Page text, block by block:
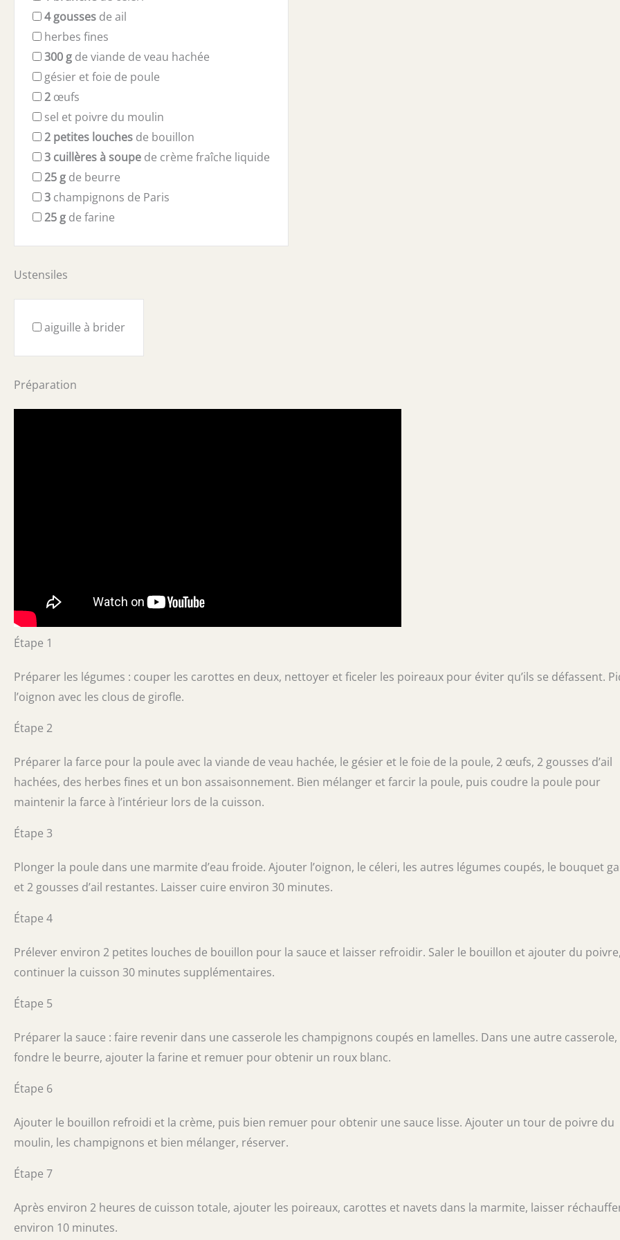
4 gousses de ail
herbes fines
300 g de viande de veau hachée
gésier et foie de poule
2 œufs
sel et poivre du moulin
2 petites louches de bouillon
3 cuillères à soupe de crème fraîche liquide
25 g de beurre
3 champignons de Paris
25 g de farine
Ustensiles
aiguille à brider
Préparation
Étape 1
Préparer les légumes : couper les carottes en deux, nettoyer et ficeler les poireaux pour éviter qu’ils se défassent.
l’oignon avec les clous de girofle.
Étape 2
Préparer la farce pour la poule avec la viande de veau hachée, le gésier et le foie de la poule, 2 œufs, 2 gousses d’ail
hachées, des herbes fines et un bon assaisonnement. Bien mélanger et farcir la poule, puis coudre la poule pour
maintenir la farce à l’intérieur lors de la cuisson.
Étape 3
Plonger la poule dans une marmite d’eau froide. Ajouter l’oignon, le céleri, les autres légumes coupés, le bouquet
et 2 gousses d’ail restantes. Laisser cuire environ 30 minutes.
Étape 4
Prélever environ 2 petites louches de bouillon pour la sauce et laisser refroidir. Saler le bouillon et ajouter du poivre,
continuer la cuisson 30 minutes supplémentaires.
Étape 5
Préparer la sauce : faire revenir dans une casserole les champignons coupés en lamelles. Dans une autre casserole,
fondre le beurre, ajouter la farine et remuer pour obtenir un roux blanc.
Étape 6
Ajouter le bouillon refroidi et la crème, puis bien remuer pour obtenir une sauce lisse. Ajouter un tour de poivre du
moulin, les champignons et bien mélanger, réserver.
Étape 7
Après environ 2 heures de cuisson totale, ajouter les poireaux, carottes et navets dans la marmite, laisser
environ 10 minutes.